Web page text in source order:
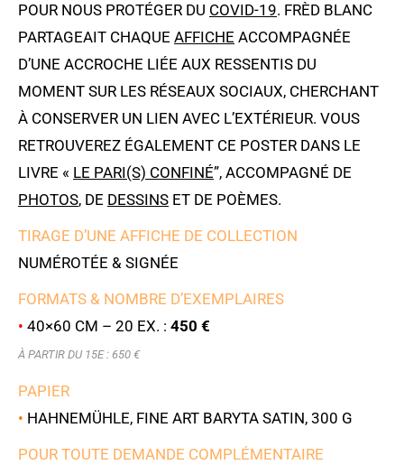
POUR NOUS PROTÉGER DU COVID-19. FRÈD BLANC
PARTAGEAIT CHAQUE AFFICHE ACCOMPAGNÉE
D’UNE ACCROCHE LIÉE AUX RESSENTIS DU
MOMENT SUR LES RÉSEAUX SOCIAUX, CHERCHANT
À CONSERVER UN LIEN AVEC L’EXTÉRIEUR. VOUS
RETROUVEREZ ÉGALEMENT CE POSTER DANS LE
LIVRE « LE PARI(S) CONFINÉ”, ACCOMPAGNÉ DE
PHOTOS, DE DESSINS ET DE POÈMES.
TIRAGE D’UNE AFFICHE DE COLLECTION
NUMÉROTÉE & SIGNÉE
FORMATS & NOMBRE D’EXEMPLAIRES
• 40×60 CM – 20 EX. : 450 €
À PARTIR DU 15E : 650 €
PAPIER
• HAHNEMÜHLE, FINE ART BARYTA SATIN, 300 G
POUR TOUTE DEMANDE COMPLÉMENTAIRE